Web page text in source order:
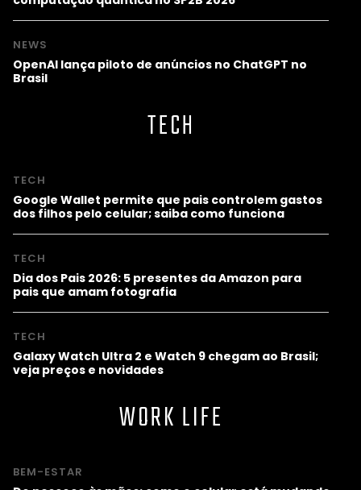
NEWS
OpenAI lança piloto de anúncios no ChatGPT no
Brasil
TECH
TECH
Google Wallet permite que pais controlem gastos
dos filhos pelo celular; saiba como funciona
TECH
Dia dos Pais 2026: 5 presentes da Amazon para
pais que amam fotografia
TECH
Galaxy Watch Ultra 2 e Watch 9 chegam ao Brasil;
veja preços e novidades
WORK LIFE
BEM-ESTAR